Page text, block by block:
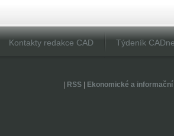
Kontakty redakce CAD Týdeník
RSS| Ekonomické a